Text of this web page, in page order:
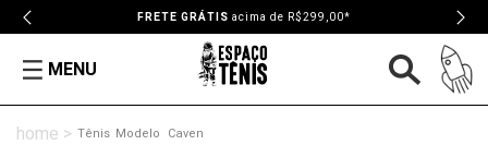
FRETE GRÁTIS acima de R$299,00*
MENU
Tênis Modelo Caven